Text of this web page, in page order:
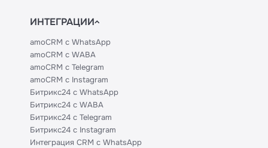
ИНТЕГРАЦИИ
amoCRM с WhatsApp
amoCRM с WABA
amoCRM с Telegram
amoCRM с Instagram
Битрикс24 с WhatsApp
Битрикс24 с WABA
Битрикс24 с Telegram
Битрикс24 с Instagram
Интеграция CRM с WhatsApp